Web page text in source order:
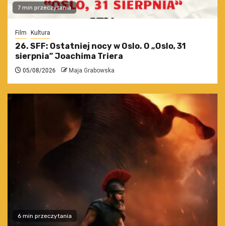
7 min przeczytania
Film Kultura
26. SFF: Ostatniej nocy w Oslo. O „Oslo, 31
sierpnia” Joachima Triera
05/08/2026 Maja Grabowska
6 min przeczytania